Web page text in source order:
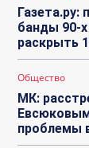
Газета.ру:
банды 90-
раскрыть
Общество
МК:
проблемы